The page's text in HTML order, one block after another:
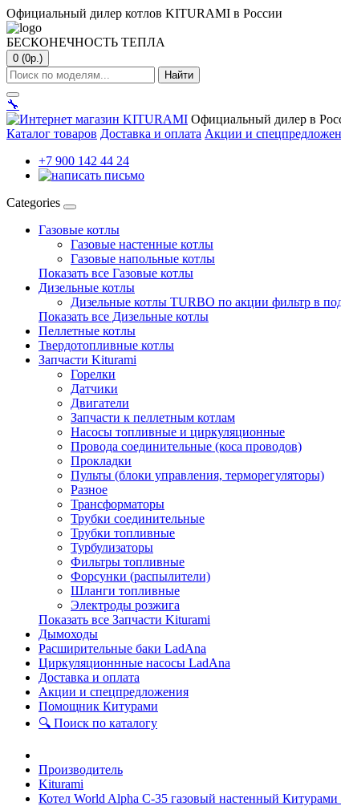
Официальный дилер котлов KITURAMI в России
БЕСКОНЕЧНОСТЬ ТЕПЛА
0 (0р.)
Найти
🔧
Официальный дилер в
Каталог товаров Доставка и оплата Акции и
+7 900 142 44 24
Categories
Газовые котлы
Газовые настенные котлы
Газовые напольные котлы
Показать все Газовые котлы
Дизельные котлы
Дизельные котлы TURBO по акции фильтр в
Показать все Дизельные котлы
Пеллетные котлы
Твердотопливные котлы
Запчасти Kiturami
Горелки
Датчики
Двигатели
Запчасти к пеллетным котлам
Насосы топливные и циркуляционные
Провода соединительные (коса проводов)
Прокладки
Пульты (блоки управления, терморегуляторы)
Разное
Трансформаторы
Трубки соединительные
Трубки топливные
Турбулизаторы
Фильтры топливные
Форсунки (распылители)
Шланги топливные
Электроды розжига
Показать все Запчасти Kiturami
Дымоходы
Расширительные баки LadAna
Циркуляционнные насосы LadAna
Доставка и оплата
Акции и спецпредложения
Помощник Китурами
🔍 Поиск по каталогу
Производитель
Kiturami
Котел World Alpha C-35 газовый настенный